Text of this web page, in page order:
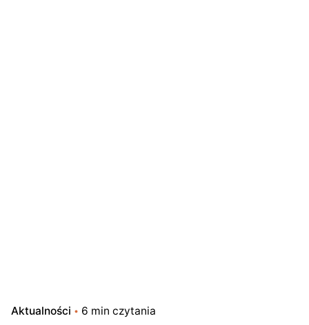
Aktualności 6 min czytania